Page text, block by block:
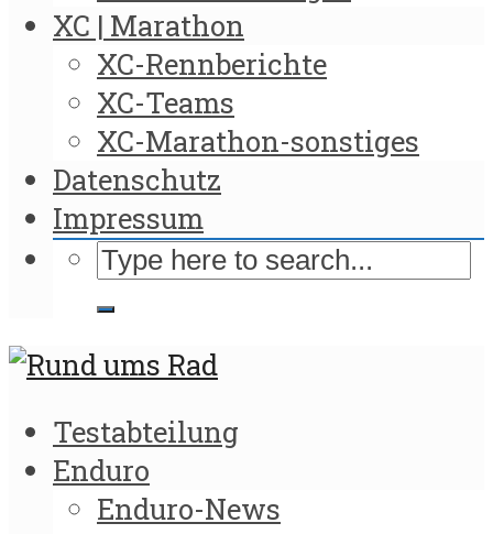
XC | Marathon
XC-Rennberichte
XC-Teams
XC-Marathon-sonstiges
Datenschutz
Impressum
Testabteilung
Enduro
Enduro-News